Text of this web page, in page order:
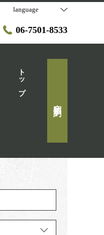
language
06-7501-8533
トップ